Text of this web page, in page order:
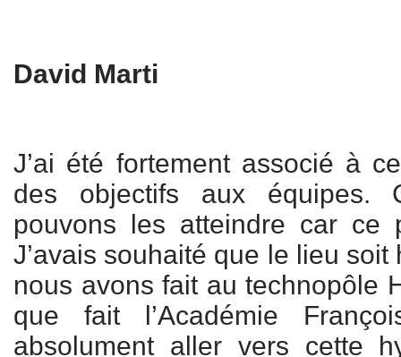
David Marti
J’ai été fortement associé à
des objectifs aux équipes.
pouvons les atteindre car ce
J’avais souhaité que le lieu soit
nous avons fait au technopôle
que fait l’Académie
absolument aller vers cette